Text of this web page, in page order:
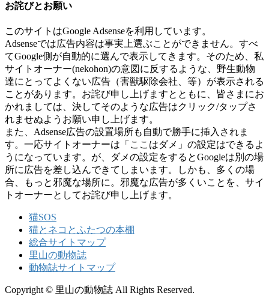
お詫びとお願い
このサイトはGoogle Adsenseを利用しています。
Adsenseでは広告内容は事実上選ぶことができません。すべ
てGoogle側が自動的に選んで表示してきます。そのため、私
サイトオーナー(nekohon)の意図に反するような、野生動物
達にとってよくない広告（害獣駆除会社、等）が表示される
ことがあります。お詫び申し上げますとともに、皆さまにお
かれましては、決してそのような広告はクリック/タップさ
れませぬようお願い申し上げます。
また、Adsense広告の設置場所も自動で勝手に挿入されま
す。一応サイトオーナーは「ここはダメ」の設定はできるよ
うになっています。が、ダメの設定をするとGoogleは別の場
所に広告を差し込んできてしまいます。しかも、多くの場
合、もっと邪魔な場所に。邪魔な広告が多くいことを、サイ
トオーナーとしてお詫び申し上げます。
猫SOS
猫とネコとふたつの本棚
総合サイトマップ
里山の動物誌
動物誌サイトマップ
Copyright © 里山の動物誌 All Rights Reserved.